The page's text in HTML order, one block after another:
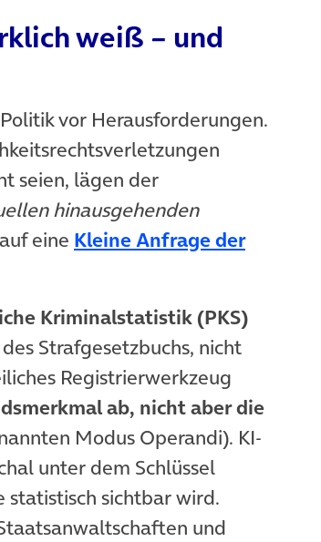
weiß – und
vor Herausforderungen.
seien, lägen der
hinausgehenden
eine Kleine Anfrage der
neuem Tab)
Kriminalstatistik (PKS)
Strafgesetzbuchs, nicht
Registrierwerkzeug
ab, nicht aber die
Modus Operandi). KI-
unter dem Schlüssel
statistisch sichtbar wird.
und